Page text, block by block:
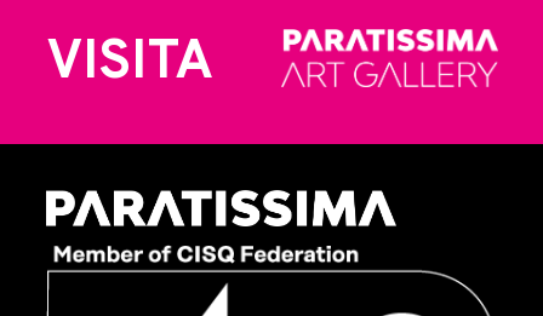
VISITA